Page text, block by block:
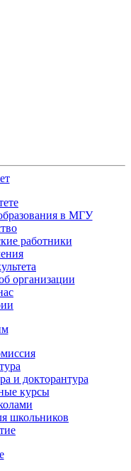
в МГУ
работники
организации
и докторантура
курсы
школьников